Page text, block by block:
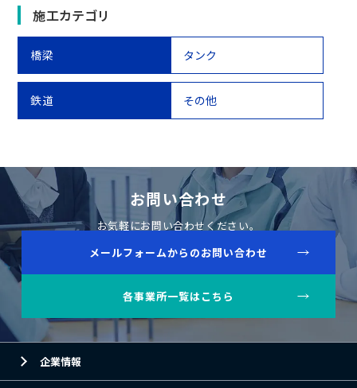
施工カテゴリ
橋梁 タンク
鉄道 その他
お問い合わせ
お気軽にお問い合わせください。
メールフォームからのお問い合わせ
各事業所一覧はこちら
企業情報